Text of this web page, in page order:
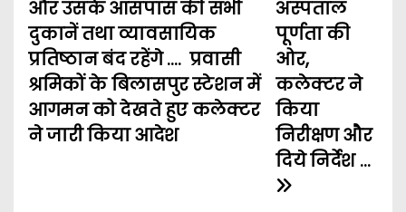
o
o
k
e
r
A
p
n
g
e
r
m
s
t
n
अस्पताल
पूर्णता की
ओर,
कलेक्टर ने
किया
निरीक्षण और
दिये निर्देश …
और उसके आसपास की सभी
दुकानें तथा व्यावसायिक
प्रतिष्ठान बंद रहेंगे …. प्रवासी
श्रमिकों के बिलासपुर स्टेशन में
आगमन को देखते हुए कलेक्टर
ने जारी किया आदेश